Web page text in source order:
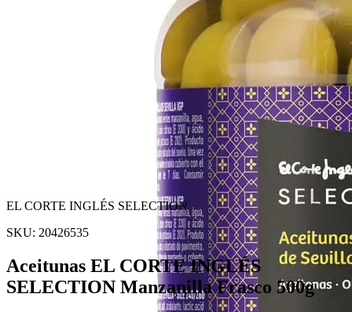
EL CORTE INGLÉS SELECTION
SKU: 20426535
Aceitunas EL CORTE INGLÉS
SELECTION Manzanilla Frasco 500g